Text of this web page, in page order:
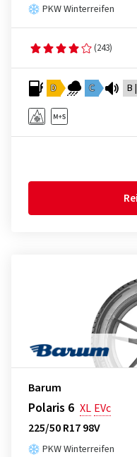
PKW Winterreifen
(243)
D C B
Barum
Polaris 6 XL EVc
225/50 R17 98V
PKW Winterreifen